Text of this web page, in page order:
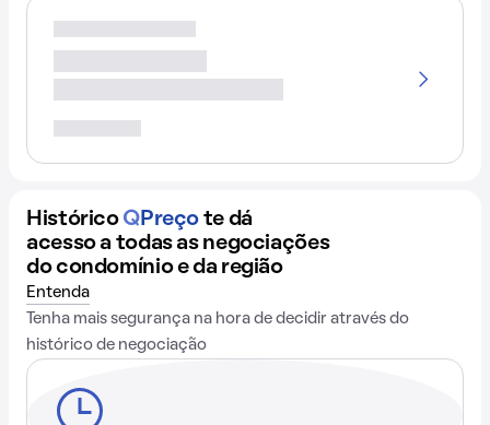
Histórico QPreço te dá
acesso a todas as negociações
do condomínio e da região
Entenda
Tenha mais segurança na hora de decidir através do
histórico de negociação